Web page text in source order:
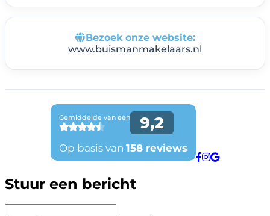
Bezoek onze website:
www.buismanmakelaars.nl
Stuur een bericht